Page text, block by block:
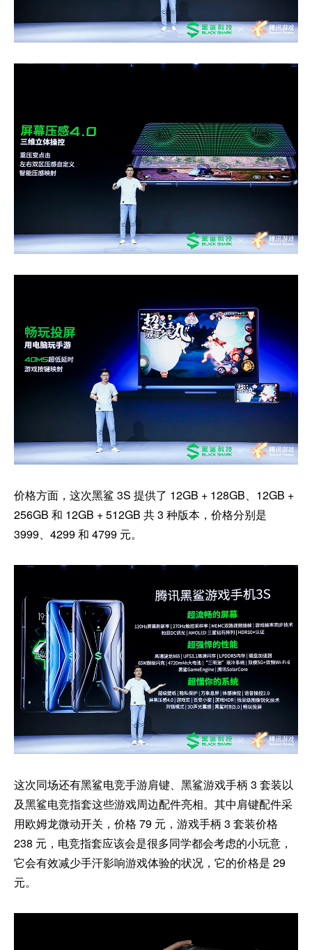
价格方面，这次黑鲨 3S 提供了 12GB + 128GB、12GB +
256GB 和 12GB + 512GB 共 3 种版本，价格分别是
3999、4299 和 4799 元。
这次同场还有黑鲨电竞手游肩键、黑鲨游戏手柄 3 套装以
及黑鲨电竞指套这些游戏周边配件亮相。其中肩键配件采
用欧姆龙微动开关，价格 79 元，游戏手柄 3 套装价格
238 元，电竞指套应该会是很多同学都会考虑的小玩意，
它会有效减少手汗影响游戏体验的状况，它的价格是 29
元。